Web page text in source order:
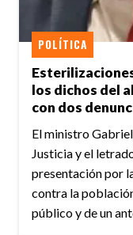
los dichos del
con dos
POLÍTICA
El ministro
Justicia y el
presentación por
contra la
público y de un